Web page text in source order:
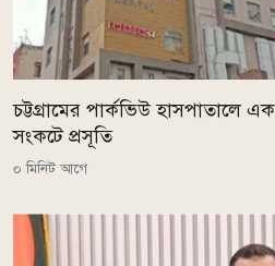
চট্টগ্রামের পার্কভিউ হাসপাতালে
সংকটে প্রসূতি
০ মিনিট আগে